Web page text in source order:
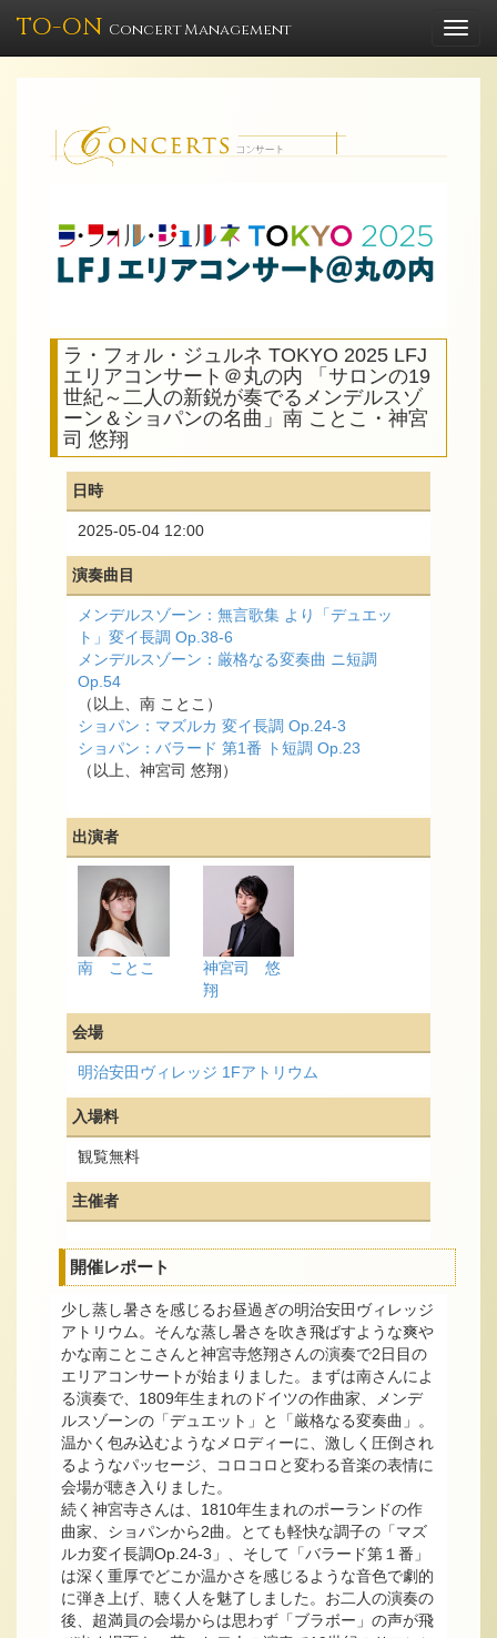
TO-ON Concert Management
ラ・フォル・ジュルネ TOKYO 2025 LFJ
エリアコンサート＠丸の内 「サロンの19
世紀～二人の新鋭が奏でるメンデルスゾ
ーン＆ショパンの名曲」南 ことこ・神宮
司 悠翔
日時
2025-05-04 12:00
演奏曲目
メンデルスゾーン：無言歌集 より「デュエッ
ト」変イ長調 Op.38-6
メンデルスゾーン：厳格なる変奏曲 ニ短調
Op.54
（以上、南 ことこ）
ショパン：マズルカ 変イ長調 Op.24-3
ショパン：バラード 第1番 ト短調 Op.23
（以上、神宮司 悠翔）
出演者
南 ことこ
神宮司 悠
翔
会場
明治安田ヴィレッジ 1Fアトリウム
入場料
観覧無料
主催者
開催レポート
少し蒸し暑さを感じるお昼過ぎの明治安田ヴィレッジ
アトリウム。そんな蒸し暑さを吹き飛ばすような爽や
かな南ことこさんと神宮寺悠翔さんの演奏で2日目の
エリアコンサートが始まりました。まずは南さんによ
る演奏で、1809年生まれのドイツの作曲家、メンデ
ルスゾーンの「デュエット」と「厳格なる変奏曲」。
温かく包み込むようなメロディーに、激しく圧倒され
るようなパッセージ、コロコロと変わる音楽の表情に
会場が聴き入りました。
続く神宮寺さんは、1810年生まれのポーランドの作
曲家、ショパンから2曲。とても軽快な調子の「マズ
ルカ変イ長調Op.24-3」、そして「バラード第１番」
は深く重厚でどこか温かさを感じるような音色で劇的
に弾き上げ、聴く人を魅了しました。お二人の演奏の
後、超満員の会場からは思わず「ブラボー」の声が飛